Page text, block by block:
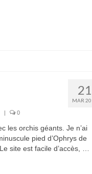
21
MAR
| 0
les orchis géants. Je n’ai
pied d’Ophrys de
site est facile d’accès, …